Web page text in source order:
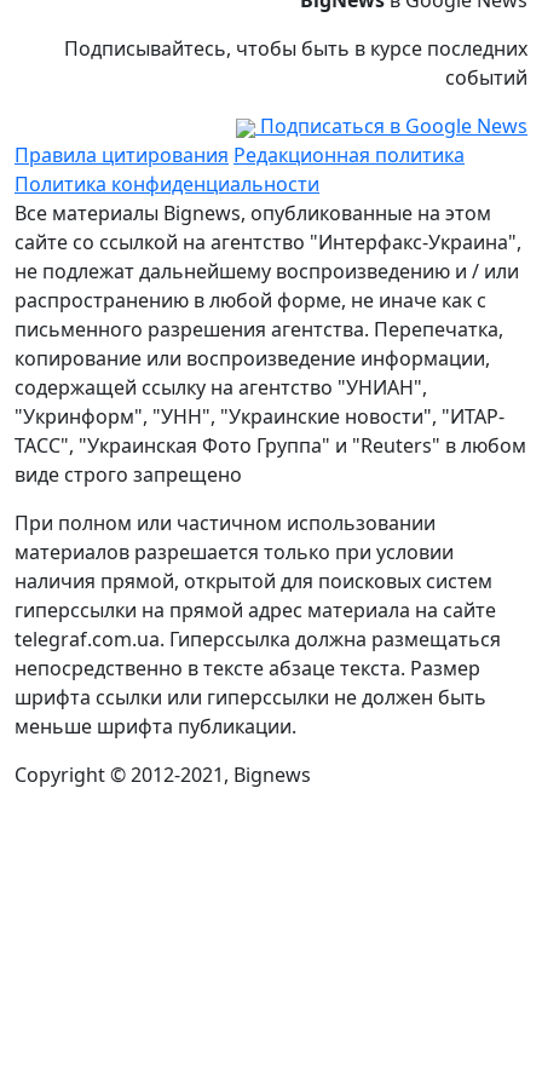
Подписывайтесь, чтобы быть в курсе последних
событий
Подписаться в Google News
Правила цитирования Редакционная политика
Политика конфиденциальности
Все материалы Bignews, опубликованные на этом
сайте со ссылкой на агентство "Интерфакс-Украина",
не подлежат дальнейшему воспроизведению и / или
распространению в любой форме, не иначе как с
письменного разрешения агентства. Перепечатка,
копирование или воспроизведение информации,
содержащей ссылку на агентство "УНИАН",
"Укринформ", "УНН", "Украинские новости", "ИТАР-
ТАСС", "Украинская Фото Группа" и "Reuters" в любом
виде строго запрещено
При полном или частичном использовании
материалов разрешается только при условии
наличия прямой, открытой для поисковых систем
гиперссылки на прямой адрес материала на сайте
telegraf.com.ua. Гиперссылка должна размещаться
непосредственно в тексте абзаце текста. Размер
шрифта ссылки или гиперссылки не должен быть
меньше шрифта публикации.
Copyright © 2012-2021, Bignews